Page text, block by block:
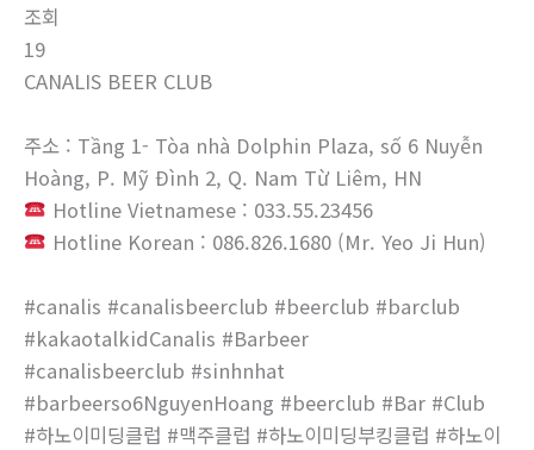
조회
19
CANALIS BEER CLUB
주소 : Tầng 1- Tòa nhà Dolphin Plaza, số 6 Nuyễn
Hoàng, P. Mỹ Đình 2, Q. Nam Từ Liêm, HN
Hotline Vietnamese : 033.55.23456
Hotline Korean : 086.826.1680 (Mr. Yeo Ji Hun)
#canalis #canalisbeerclub #beerclub #barclub
#kakaotalkidCanalis #Barbeer
#canalisbeerclub #sinhnhat
#barbeerso6NguyenHoang #beerclub #Bar #Club
#하노이미딩클럽 #맥주클럽 #하노이미딩부킹클럽 #하노이